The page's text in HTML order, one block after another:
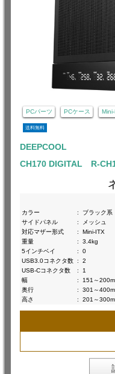
PCパーツ PCケース
送料無料
DEEPCOOL
CH170 DIGITAL R-
カラー
:
ブラック系
サイドパネル
:
メッシュ
対応マザー形式
:
Mini-ITX
重量
:
3.4kg
5インチベイ
:
0
USB3.0コネクタ数 :
2
USB-Cコネクタ数
:
1
幅
:
151～
奥行
:
301～
高さ
: 201～